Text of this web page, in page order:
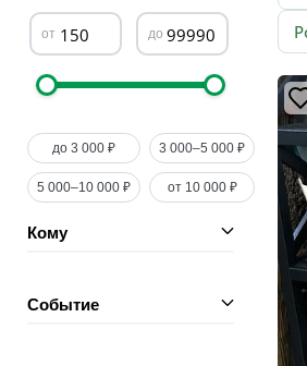
до 3 000 ₽ 3 000–5 000 ₽
5 000–10 000 ₽ от 10 000 ₽
Кому
Событие